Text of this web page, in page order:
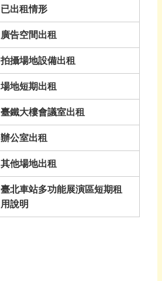
已出租情形
廣告空間出租
拍攝場地設備出租
場地短期出租
臺鐵大樓會議室出租
辦公室出租
其他場地出租
臺北車站多功能展演區短期租
用說明